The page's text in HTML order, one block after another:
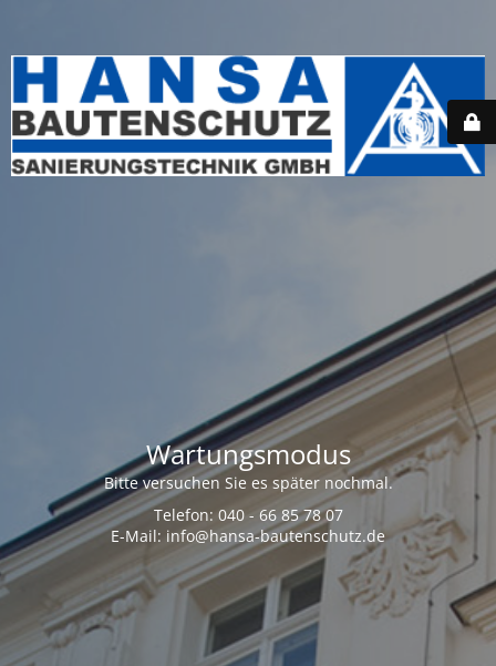
Wartungsmodus
Bitte versuchen Sie es später nochmal.
Telefon: 040 - 66 85 78 07
E-Mail: info@hansa-bautenschutz.de